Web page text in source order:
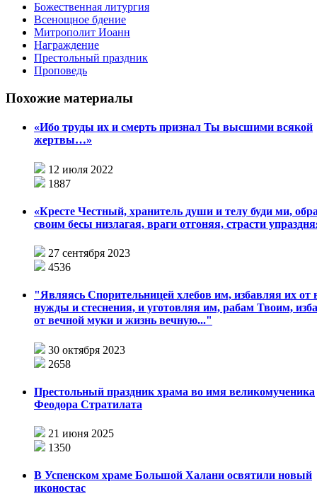
Божественная литургия
Всенощное бдение
Митрополит Иоанн
Награждение
Престольный праздник
Проповедь
Похожие материалы
«Ибо труды их и смерть признал Ты высшими всякой
жертвы…»
12 июля 2022
1887
«Кресте Честный, хранитель души и телу буди ми,
своим бесы низлагая, враги отгоняя, страсти
27 сентября 2023
4536
"Являясь Спорительницей хлебов им, избавляя их от
нужды и стеснения, и уготовляя им, рабам Твоим,
от вечной муки и жизнь вечную..."
30 октября 2023
2658
Престольный праздник храма во имя великомученика
Феодора Стратилата
21 июня 2025
1350
В Успенском храме Большой Халани освятили новый
иконостас